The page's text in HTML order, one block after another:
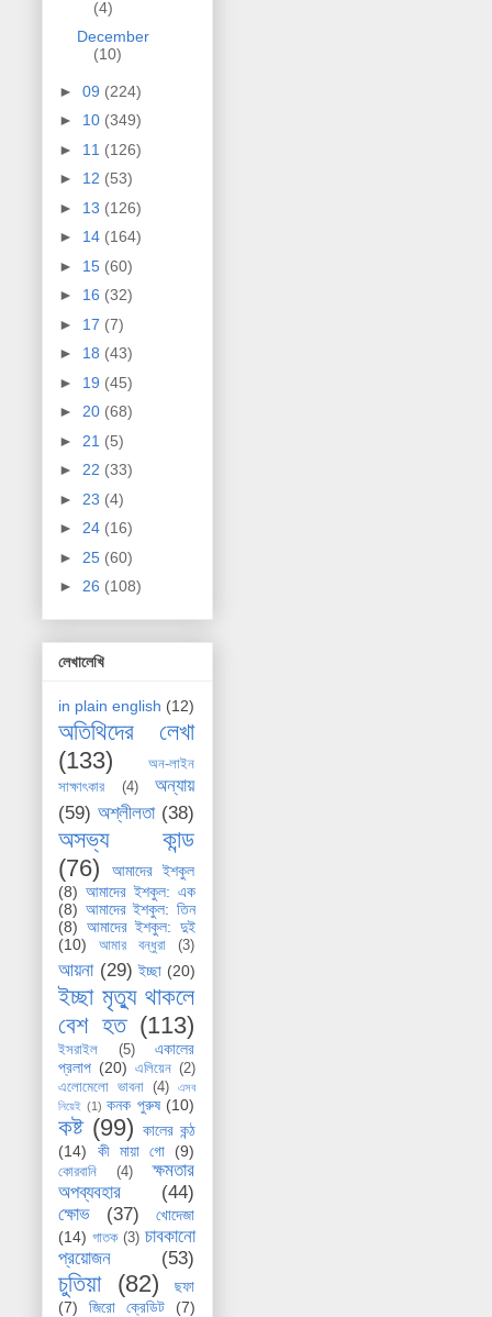
(4)
December
(10)
►09 (224)
► 10 (349)
► 11 (126)
► 12 (53)
► 13 (126)
► 14 (164)
► 15 (60)
► 16 (32)
► 17 (7)
► 18 (43)
► 19 (45)
►20 (68)
► 21 (5)
►22 (33)
► 23 (4)
►24 (16)
► 25 (60)
►26 (108)
লেখালেখি
in plain english (12)
অতিথিদের লেখা
(133)
অন-লাইন
সাক্ষাৎকার
(4)
অন্যায়
(59) অশ্লীলতা (38)
অসভ্য কান্ড
(76)
আমাদের ইশকুল
(8) আমাদের ইশকুল: এক
(8) আমাদের ইশকুল: তিন
(8) আমাদের ইশকুল: দুই
(10)
আমার বন্ধুরা (3)
আয়না (29) ইচ্ছা (20)
ইচ্ছা মৃত্যু থাকলে
বেশ হত (113)
ইসরাইল (5)
একালের
প্রলাপ (20) এলিয়েন (2)
এলোমেলো ভাবনা (4)
এসব
নিয়েই (1) কনক পুরুষ (10)
কষ্ট (99) কালের কন্ঠ
(14)
কী মায়া গো (9)
কোরবানি (4)
ক্ষমতার
অপব্যবহার
(44)
ক্ষোভ
(37)
খোদেজা
(14) গাতক (3) চাবকানো
প্রয়োজন
(53)
চুতিয়া (82)
ছফা
(7)
জিরো ক্রেডিট (7)